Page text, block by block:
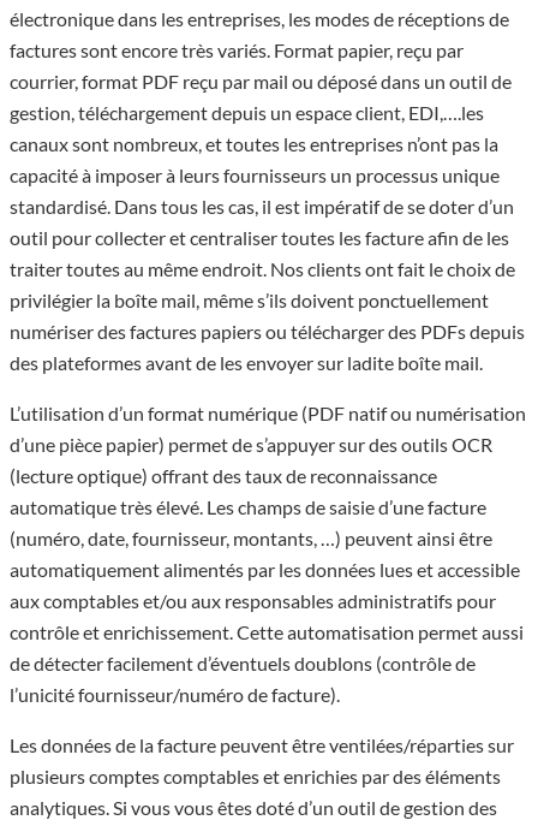
électronique dans les entreprises, les modes de réceptions de
factures sont encore très variés. Format papier, reçu par
courrier, format PDF reçu par mail ou déposé dans un outil de
gestion, téléchargement depuis un espace client, EDI,….les
canaux sont nombreux, et toutes les entreprises n’ont pas la
capacité à imposer à leurs fournisseurs un processus unique
standardisé. Dans tous les cas, il est impératif de se doter d’un
outil pour collecter et centraliser toutes les facture afin de les
traiter toutes au même endroit. Nos clients ont fait le choix de
privilégier la boîte mail, même s’ils doivent ponctuellement
numériser des factures papiers ou télécharger des PDFs depuis
des plateformes avant de les envoyer sur ladite boîte mail.
L’utilisation d’un format numérique (PDF natif ou numérisation
d’une pièce papier) permet de s’appuyer sur des outils OCR
(lecture optique) offrant des taux de reconnaissance
automatique très élevé. Les champs de saisie d’une facture
(numéro, date, fournisseur, montants, …) peuvent ainsi être
automatiquement alimentés par les données lues et accessible
aux comptables et/ou aux responsables administratifs pour
contrôle et enrichissement. Cette automatisation permet aussi
de détecter facilement d’éventuels doublons (contrôle de
l’unicité fournisseur/numéro de facture).
Les données de la facture peuvent être ventilées/réparties sur
plusieurs comptes comptables et enrichies par des éléments
analytiques. Si vous vous êtes doté d’un outil de gestion des